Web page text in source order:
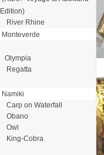
Edition)
River Rhine
Monteverde
Olympia
Regatta
Namiki
Carp on Waterfall
Obano
Owl
King-Cobra